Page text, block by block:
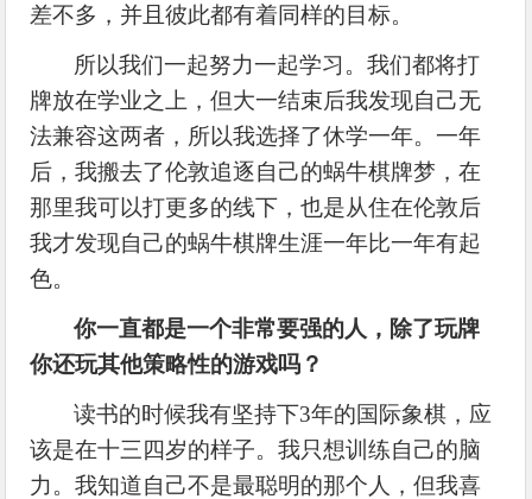
差不多，并且彼此都有着同样的目标。
所以我们一起努力一起学习。我们都将打
牌放在学业之上，但大一结束后我发现自己无
法兼容这两者，所以我选择了休学一年。一年
后，我搬去了伦敦追逐自己的蜗牛棋牌梦，在
那里我可以打更多的线下，也是从住在伦敦后
我才发现自己的蜗牛棋牌生涯一年比一年有起
色。
你一直都是一个非常要强的人，除了玩牌
你还玩其他策略性的游戏吗？
读书的时候我有坚持下3年的国际象棋，应
该是在十三四岁的样子。我只想训练自己的脑
力。我知道自己不是最聪明的那个人，但我喜